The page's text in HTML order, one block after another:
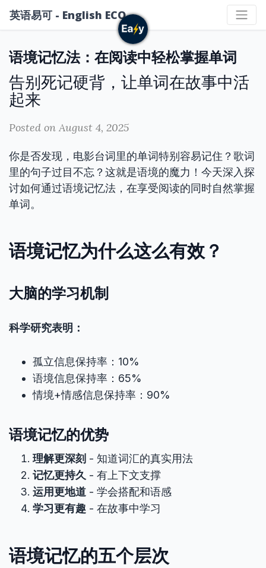
英语易可 - English ECO
语境记忆法：在阅读中轻松掌握单词
告别死记硬背，让单词在故事中活
起来
Posted on August 4, 2025
你是否发现，电影台词里的单词特别容易记住？歌词
里的句子过目不忘？这就是语境的魔力！今天深入探
讨如何通过语境记忆法，在享受阅读的同时自然掌握
单词。
语境记忆为什么这么有效？
大脑的学习机制
科学研究表明：
孤立信息保持率：10%
语境信息保持率：65%
情境+情感信息保持率：90%
语境记忆的优势
理解更深刻 - 知道词汇的真实用法
记忆更持久 - 有上下文支撑
运用更地道 - 学会搭配和语感
学习更有趣 - 在故事中学习
语境记忆的五个层次